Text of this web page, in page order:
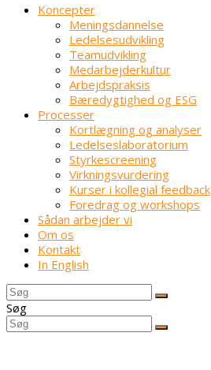
Koncepter
Meningsdannelse
Ledelsesudvikling
Teamudvikling
Medarbejderkultur
Arbejdspraksis
Bæredygtighed og ESG
Processer
Kortlægning og analyser
Ledelseslaboratorium
Styrkescreening
Virkningsvurdering
Kurser i kollegial feedback
Foredrag og workshops
Sådan arbejder vi
Om os
Kontakt
In English
Søg